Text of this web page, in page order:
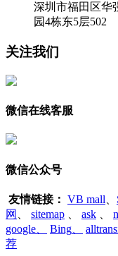
深圳市福田区华
园4栋东5层502
关注我们
微信在线客服
微信公众号
友情链接： VB mall
网
sitemap ask
google
Bing
荐